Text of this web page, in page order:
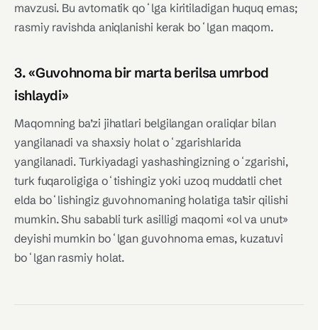
mavzusi. Bu avtomatik qoʻlga kiritiladigan huquq emas;
rasmiy ravishda aniqlanishi kerak boʻlgan maqom.
3. «Guvohnoma bir marta berilsa umrbod
ishlaydi»
Maqomning ba’zi jihatlari belgilangan oraliqlar bilan
yangilanadi va shaxsiy holat oʻzgarishlarida
yangilanadi. Turkiyadagi yashashingizning oʻzgarishi,
turk fuqaroligiga oʻtishingiz yoki uzoq muddatli chet
elda boʻlishingiz guvohnomaning holatiga ta’sir qilishi
mumkin. Shu sababli turk asilligi maqomi «ol va unut»
deyishi mumkin boʻlgan guvohnoma emas, kuzatuvi
boʻlgan rasmiy holat.